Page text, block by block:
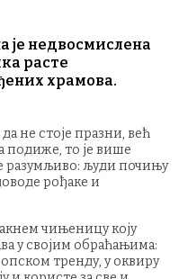
је недвосмислена
расте
храмова.
не стоје празни, већ
подиже, то је више
разумљиво: људи почињу
рођаке и
чињеницу коју
у својим обраћањима:
тренду, у оквиру